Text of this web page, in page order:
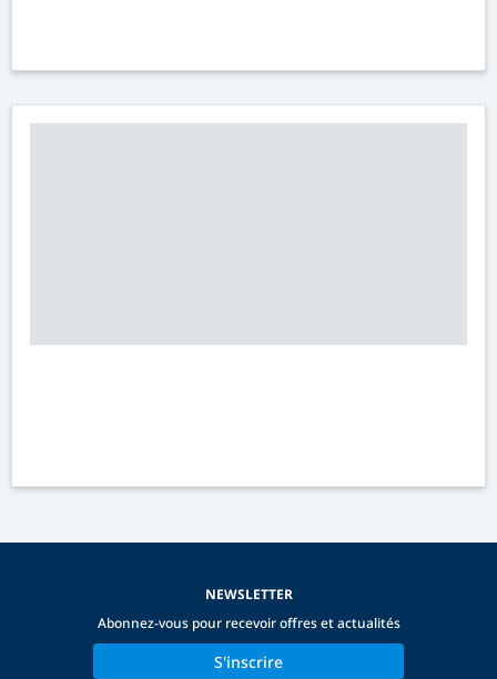
NEWSLETTER
Abonnez-vous pour recevoir offres et actualités
S'inscrire